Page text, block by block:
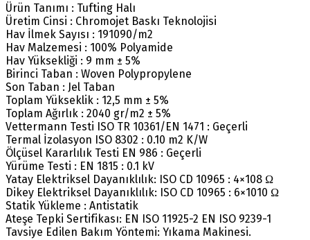
Ürün Tanımı : Tufting Halı
Üretim Cinsi : Chromojet Baskı Teknolojisi
Hav İlmek Sayısı : 191090/m2
Hav Malzemesi : 100% Polyamide
Hav Yüksekliği : 9 mm ± 5%
Birinci Taban : Woven Polypropylene
Son Taban : Jel Taban
Toplam Yükseklik : 12,5 mm ± 5%
Toplam Ağırlık : 2040 gr/m2 ± 5%
Vettermann Testi ISO TR 10361/EN 1471 : Geçerli
Termal İzolasyon ISO 8302 : 0.10 m2 K/W
Ölçüsel Kararlılık Testi EN 986 : Geçerli
Yürüme Testi : EN 1815 : 0.1 kV
Yatay Elektriksel Dayanıklılık: ISO CD 10965 : 4×108 Ω
Dikey Elektriksel Dayanıklılık: ISO CD 10965 : 6×1010 Ω
Statik Yükleme : Antistatik
Ateşe Tepki Sertifikası: EN ISO 11925-2 EN ISO 9239-1
Tavsiye Edilen Bakım Yöntemi: Yıkama Makinesi.